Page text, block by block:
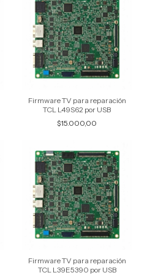
Firmware TV para reparación
TCL L49S62 por USB
$15.000,00
Firmware TV para reparación
TCL L39E5390 por USB